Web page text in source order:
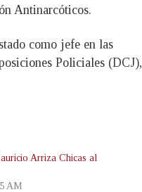
Antinarcóticos.
como jefe en las
Policiales (DCJ),
Arriza Chicas al
AM